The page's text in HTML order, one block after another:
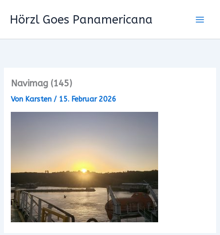
InhaltHörzl Goes Panamericana
Navimag (145)
Von Karsten / 15. Februar 2026